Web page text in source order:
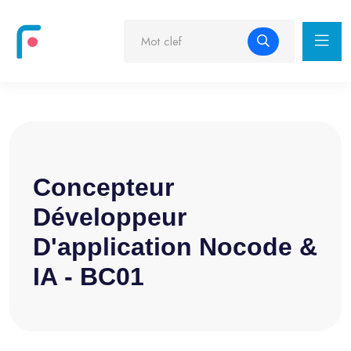
Concepteur
Développeur
D'application Nocode &
IA - BC01